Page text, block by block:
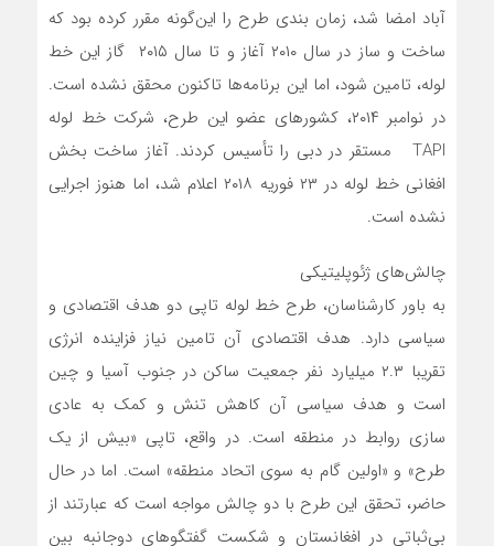
آباد امضا شد، زمان بندی طرح را این‌گونه مقرر کرده بود که
ساخت و ساز در سال ۲۰۱۰ آغاز و تا سال ۲۰۱۵ گاز این خط
لوله، تامین شود، اما این برنامه‌ها تاکنون محقق نشده است.
در نوامبر ۲۰۱۴، کشورهای عضو این طرح، شرکت خط لوله
TAPI مستقر در دبی را تأسیس کردند. آغاز ساخت بخش
افغانی خط لوله در ۲۳ فوریه ۲۰۱۸ اعلام شد، اما هنوز اجرایی
نشده است.
چالش‌های ژئوپلیتیکی
به باور کارشناسان، طرح خط لوله تاپی دو هدف اقتصادی و
سیاسی دارد. هدف اقتصادی آن تامین نیاز فزاینده انرژی
تقریبا ۲.۳ میلیارد نفر جمعیت ساکن در جنوب آسیا و چین
است و هدف سیاسی آن کاهش تنش و کمک به عادی
سازی روابط در منطقه است. در واقع، تاپی «بیش از یک
طرح» و «اولین گام به سوی اتحاد منطقه» است. اما در حال
حاضر، تحقق این طرح با دو چالش مواجه است که عبارتند از
بی‌ثباتی در افغانستان و شکست گفتگوهای دوجانبه بین